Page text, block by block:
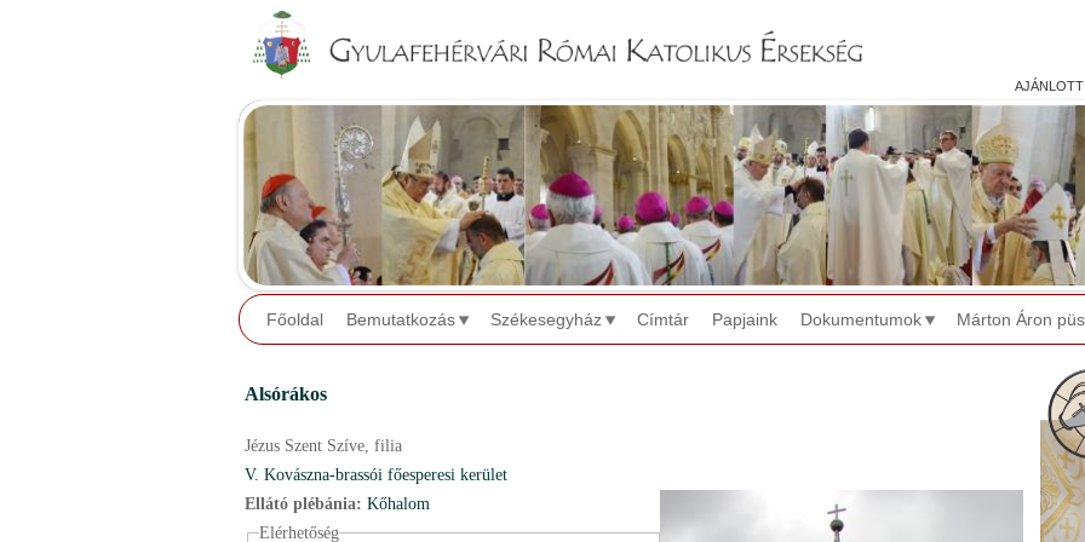
ajánlott
Főoldal Bemutatkozás Székesegyház Címtár Papjaink Dokumentumok Márton Áron
Alsórákos
Jézus Szent Szíve, filia
V. Kovászna-brassói főesperesi kerület
Ellátó plébánia: Kőhalom
Elérhetőség